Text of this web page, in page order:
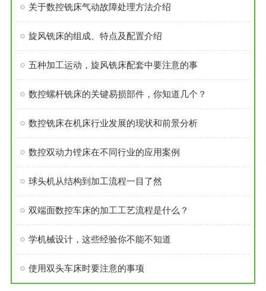
关于数控铣床气动故障处理方法介绍
旋风铣床的组成、特点及配置介绍
五种加工运动，旋风铣床配套中要注意的事
数控螺杆铣床的关键易损部件，你知道几个？
数控铣床在机床行业发展的现状和前景分析
数控双动力镗床在不同行业的应用案例
球头机从结构到加工流程一目了然
双端面数控车床的加工工艺流程是什么？
学机械设计，这些经验你不能不知道
使用双头车床时要注意的事项